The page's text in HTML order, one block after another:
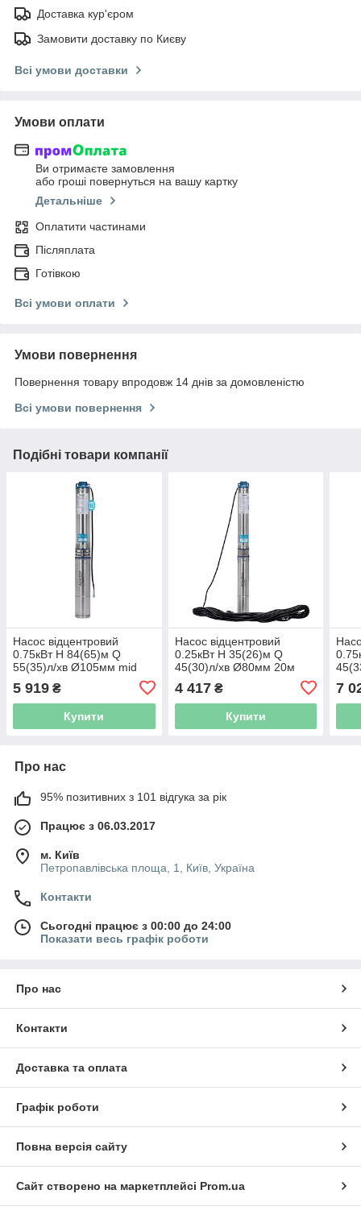
Доставка кур'єром
Замовити доставку по Києву
Всі умови доставки
Умови оплати
Ви отримаєте замовлення
або гроші повернуться на вашу картку
Детальніше
Оплатити частинами
Післяплата
Готівкою
Всі умови оплати
Умови повернення
Повернення товару впродовж 14 днів за домовленістю
Всі умови повернення
Подібні товари компанії
Насос відцентровий
0.75кВт H 84(65)м Q
55(35)л/хв Ø105мм mid
AQUATICA 4QJD3-12-0.75
(778123)
5 919 ₴
Купити
Насос відцентровий
0.25кВт H 35(26)м Q
45(30)л/хв Ø80мм 20м
3QJED2-8-0 (778400)
4 417₴
Купити
7
Про нас
95% позитивних з 101 відгука за рік
Працює з 06.03.2017
м. Київ
Петропавлівська площа, 1, Київ, Україна
Контакти
Сьогодні працює з 00:00 до 24:00
Показати весь графік роботи
Про нас
Контакти
Доставка та оплата
Графік роботи
Повна версія сайту
Сайт створено на маркетплейсі Prom.ua